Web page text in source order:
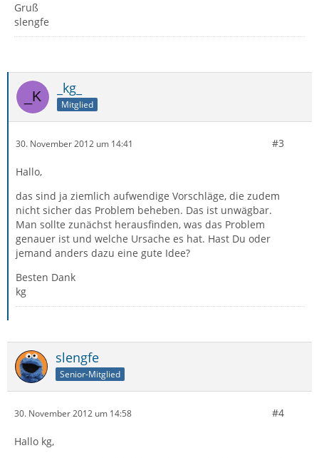
Gruß
slengfe
_kg_
Mitglied
30. November 2012 um 14:41 #3
Hallo,
das sind ja ziemlich aufwendige Vorschläge, die zudem
nicht sicher das Problem beheben. Das ist unwägbar.
Man sollte zunächst herausfinden, was das Problem
genauer ist und welche Ursache es hat. Hast Du oder
jemand anders dazu eine gute Idee?
Besten Dank
kg
slengfe
Senior-Mitglied
30. November 2012 um 14:58 #4
Hallo kg,